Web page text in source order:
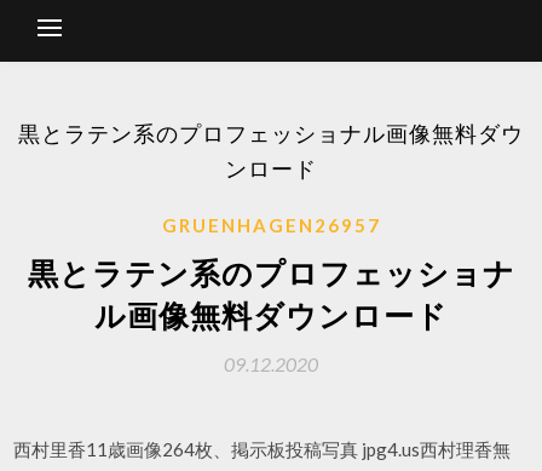
黒とラテン系のプロフェッショナル画像無料ダウ
ンロード
GRUENHAGEN26957
黒とラテン系のプロフェッショナ
ル画像無料ダウンロード
09.12.2020
西村里香11歳画像264枚、掲示板投稿写真 jpg4.us西村理香無